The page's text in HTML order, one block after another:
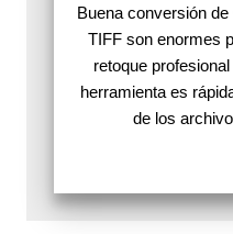
Buena conversión
TIFF son enormes
retoque
herramienta es
de los